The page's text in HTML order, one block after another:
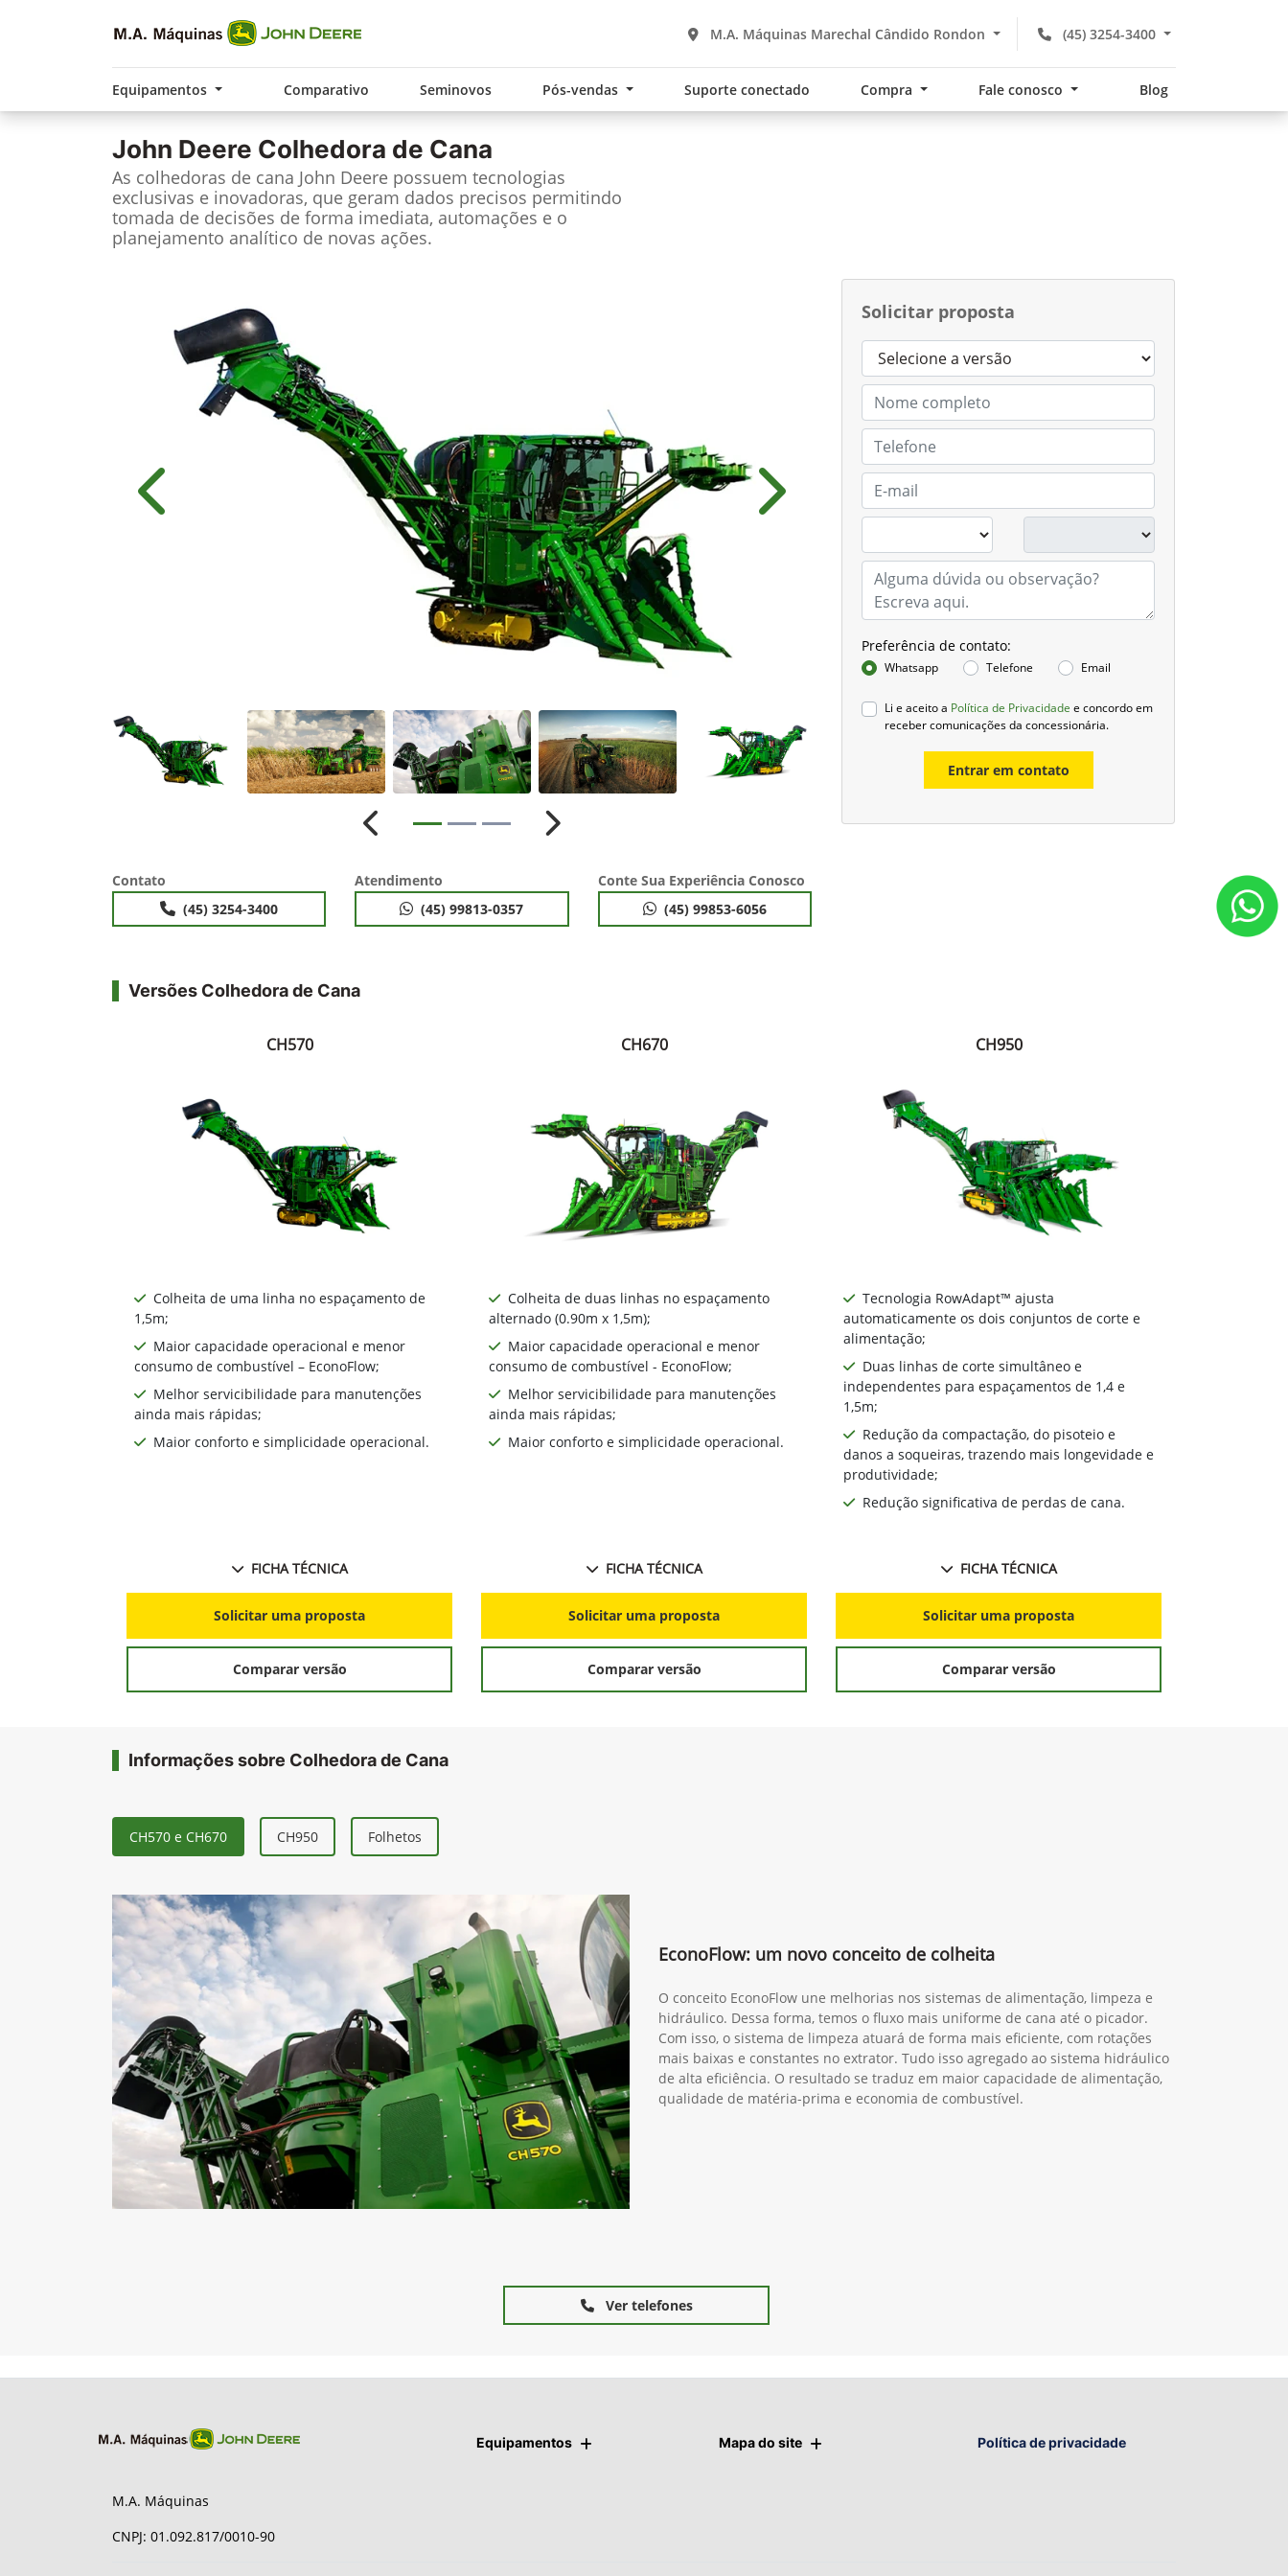
(45) 3254-3400
M.A. Máquinas Marechal Cândido Rondon
Equipamentos Comparativo Seminovos Pós-vendas Suporte conectado Compra Fale conosco Blog
John Deere Colhedora de Cana
As colhedoras de cana John Deere possuem tecnologias
exclusivas e inovadoras, que geram dados precisos permitindo
tomada de decisões de forma imediata, automações e o
planejamento analítico de novas ações.
Solicitar proposta
Preferência de contato:
Whatsapp Telefone Email
Li e aceito a Política de Privacidade e concordo em
receber comunicações da concessionária.
Entrar em contato
Anterior Próximo
Anterior Próximo
Contato
(45) 3254-3400
Atendimento
(45) 99813-0357
Conte Sua Experiência Conosco
(45) 99853-6056
Versões Colhedora de Cana
CH570
Colheita de uma linha no espaçamento de
1,5m;
Maior capacidade operacional e menor
consumo de combustível – EconoFlow;
Melhor servicibilidade para manutenções
ainda mais rápidas;
Maior conforto e simplicidade operacional.
FICHA TÉCNICA
Solicitar uma proposta
Comparar versão
CH670
Colheita de duas linhas no espaçamento
alternado (0.90m x 1,5m);
Maior capacidade operacional e menor
consumo de combustível - EconoFlow;
Melhor servicibilidade para manutenções
ainda mais rápidas;
Maior conforto e simplicidade operacional.
FICHA TÉCNICA
Solicitar uma proposta
Comparar versão
CH950
Tecnologia RowAdapt™ ajusta
automaticamente os dois conjuntos de corte e
alimentação;
Duas linhas de corte simultâneo e
independentes para espaçamentos de 1,4 e
1,5m;
Redução da compactação, do pisoteio e
danos a soqueiras, trazendo mais longevidade e
produtividade;
Redução significativa de perdas de cana.
FICHA TÉCNICA
Solicitar uma proposta
Comparar versão
Informações sobre Colhedora de Cana
CH570 e CH670 CH950 Folhetos
EconoFlow: um novo conceito de colheita
O conceito EconoFlow une melhorias nos sistemas de alimentação, limpeza e
hidráulico. Dessa forma, temos o fluxo mais uniforme de cana até o picador.
Com isso, o sistema de limpeza atuará de forma mais eficiente, com rotações
mais baixas e constantes no extrator. Tudo isso agregado ao sistema hidráulico
de alta eficiência. O resultado se traduz em maior capacidade de alimentação,
qualidade de matéria-prima e economia de combustível.
Ver telefones
Equipamentos Mapa do site Política de privacidade
M.A. Máquinas
CNPJ: 01.092.817/0010-90